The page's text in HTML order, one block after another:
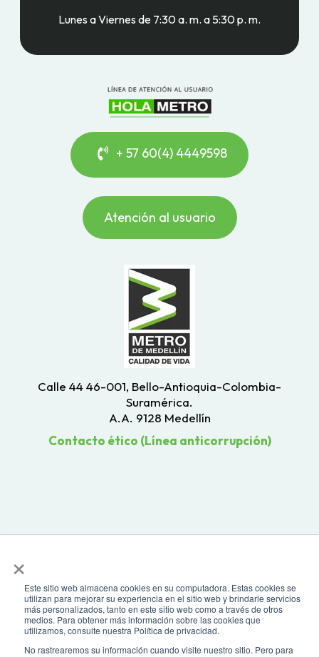
×
Este sitio web almacena cookies en su computadora. Estas cookies se
utilizan para mejorar su experiencia en el sitio web y brindarle servicios
más personalizados, tanto en este sitio web como a través de otros
medios. Para obtener más información sobre las cookies que
utilizamos, consulte nuestra Política de privacidad.
No rastrearemos su información cuando visite nuestro sitio. Pero para
Lunes a Viernes de 7:30 a. m. a 5:30 p. m.
+ 57 60(4) 4449598
Atención al usuario
Calle 44 46-001, Bello-Antioquia-Colombia-
Suramérica.
A.A. 9128 Medellín
Contacto ético (Línea anticorrupción)
Todos los derechos reservados. Recomendamos usar una resolución de
pantalla de 1024 x 768. Para mayor compatibilidad, utilizar microsoft